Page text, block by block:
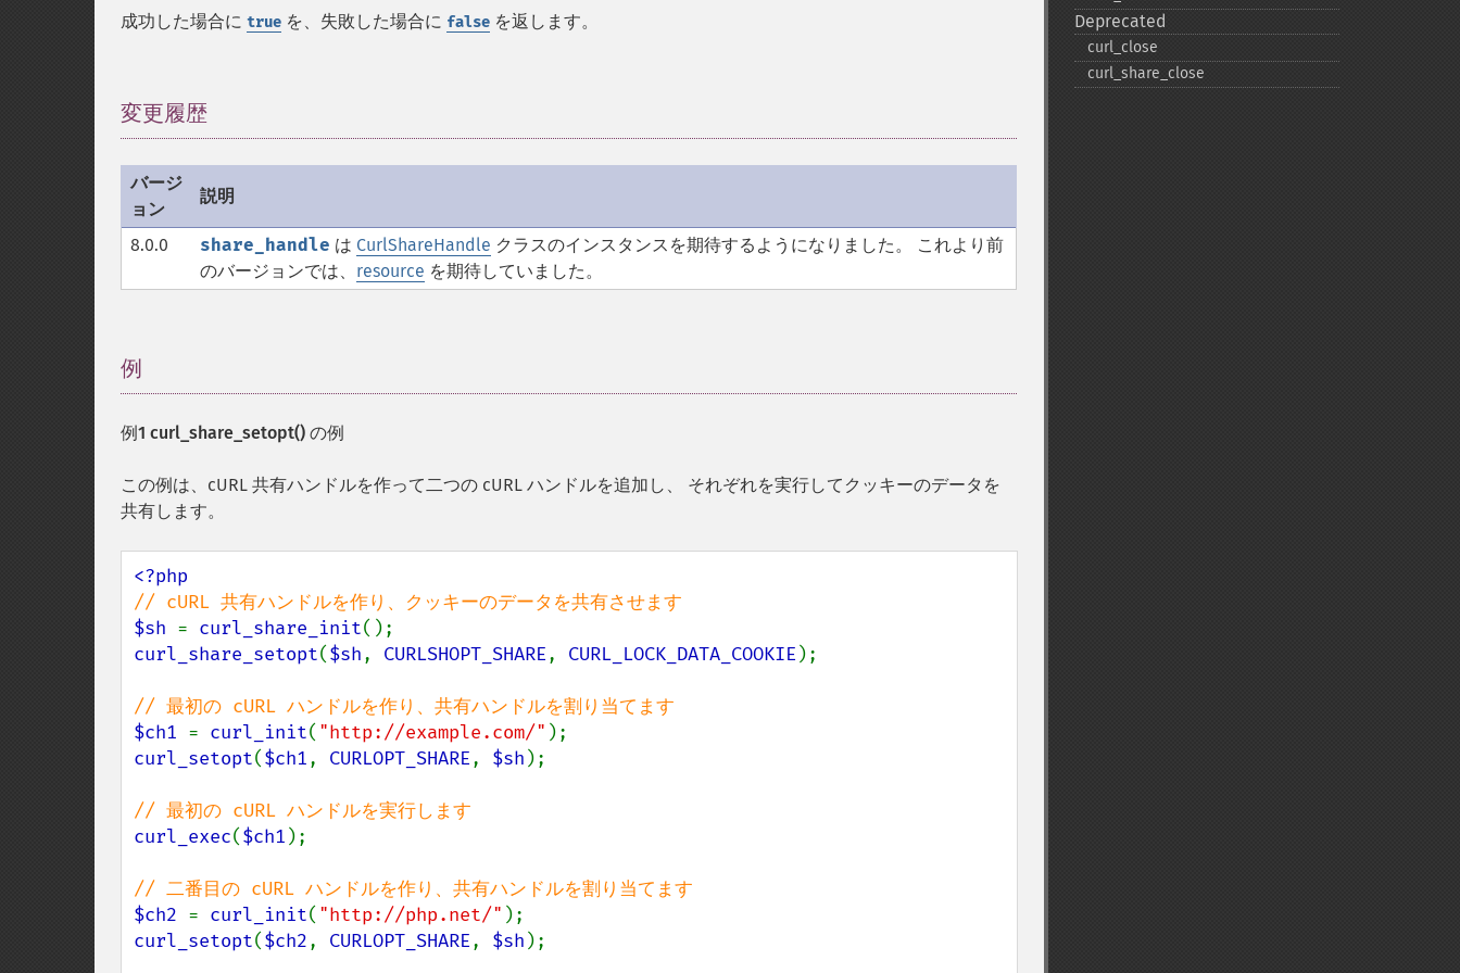
成功した場合に true を、失敗した場合に false を返します。
変更履歴
バージ
ョン
説明
8.0.0 share_handle は CurlShareHandle クラスのインスタンスを期待するようになりました。 これより前
のバージョンでは、 resource を期待していました。
例
例1 curl_share_setopt() の例
この例は、cURL 共有ハンドルを作って二つの cURL ハンドルを追加し、 それぞれを実行してクッキーのデータを
共有します。
$sh = curl_share_init
curl_share_setopt($sh, CURLSHOPT_SHARE, CURL_LOCK_DATA_COOKIE );
$ch1 = curl_init( "http://example.com/"
curl_setopt($ch1, CURLOPT_SHARE, $sh );
curl_exec($ch1 );
$ch2 = curl_init( "http://php.net/"
curl_setopt($ch2, CURLOPT_SHARE, $sh );
Deprecated
curl_​close
curl_​share_​close